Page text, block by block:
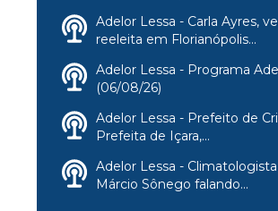
Adelor Lessa - Carla Ayres,
reeleita em Florianópolis...
Adelor Lessa - Programa
(06/08/26)
Adelor Lessa - Prefeito de
Prefeita de Içara,...
Adelor Lessa -
Márcio Sônego falando...